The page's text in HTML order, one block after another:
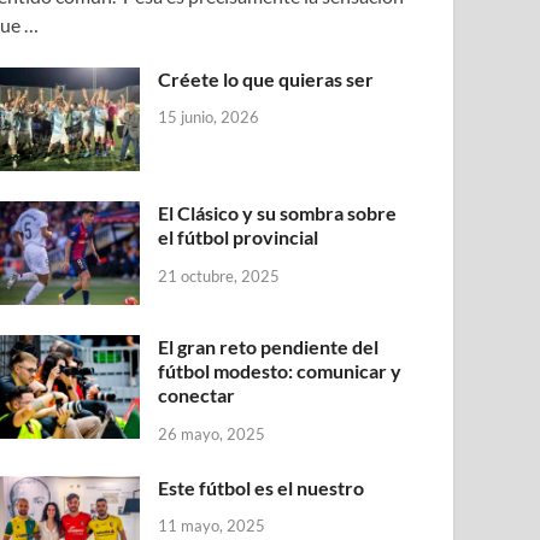
…
Créete lo que quieras ser
15 junio, 2026
El Clásico y su sombra sobre
el fútbol provincial
21 octubre, 2025
El gran reto pendiente del
fútbol modesto: comunicar y
conectar
26 mayo, 2025
Este fútbol es el nuestro
11 mayo, 2025